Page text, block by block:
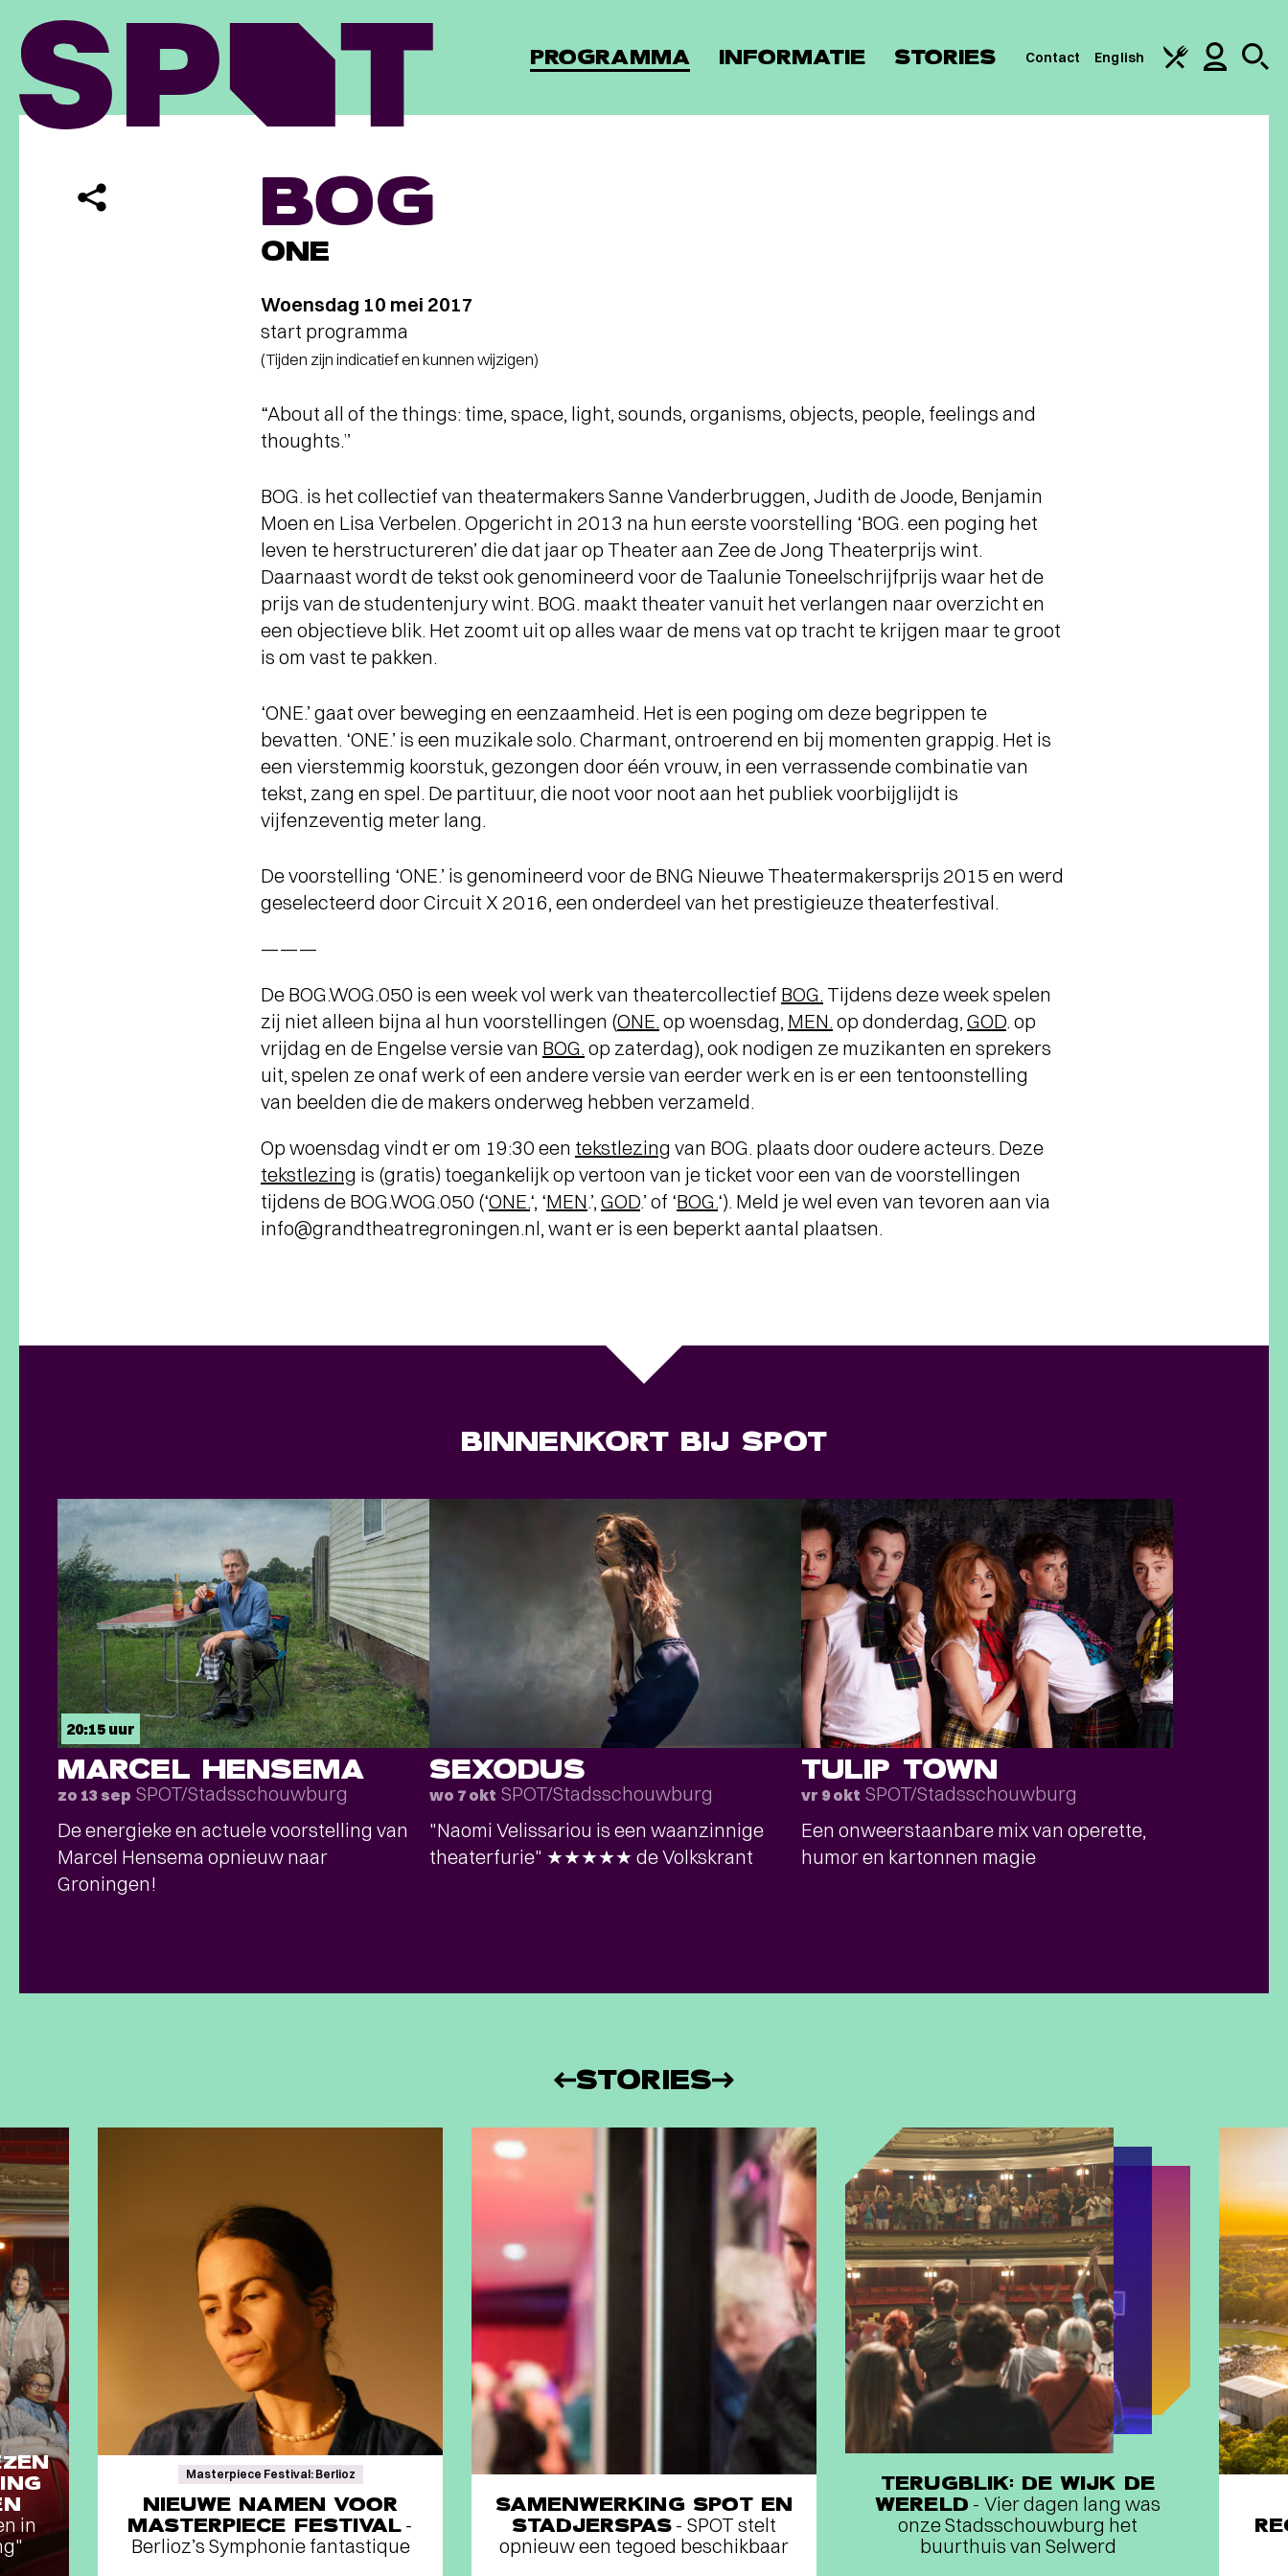
PROGRAMMA INFORMATIE STORIES Contact English
BOG
ONE
Woensdag 10 mei 2017
start programma
(Tijden zijn indicatief en kunnen wijzigen)
“About all of the things: time, space, light, sounds, organisms, objects, people, feelings and
thoughts.”
BOG. is het collectief van theatermakers Sanne Vanderbruggen, Judith de Joode, Benjamin
Moen en Lisa Verbelen. Opgericht in 2013 na hun eerste voorstelling ‘BOG. een poging het
leven te herstructureren’ die dat jaar op Theater aan Zee de Jong Theaterprijs wint.
Daarnaast wordt de tekst ook genomineerd voor de Taalunie Toneelschrijfprijs waar het de
prijs van de studentenjury wint. BOG. maakt theater vanuit het verlangen naar overzicht en
een objectieve blik. Het zoomt uit op alles waar de mens vat op tracht te krijgen maar te groot
is om vast te pakken.
‘ONE.’ gaat over beweging en eenzaamheid. Het is een poging om deze begrippen te
bevatten. ‘ONE.’ is een muzikale solo. Charmant, ontroerend en bij momenten grappig. Het is
een vierstemmig koorstuk, gezongen door één vrouw, in een verrassende combinatie van
tekst, zang en spel. De partituur, die noot voor noot aan het publiek voorbijglijdt is
vijfenzeventig meter lang.
De voorstelling ‘ONE.’ is genomineerd voor de BNG Nieuwe Theatermakersprijs 2015 en werd
geselecteerd door Circuit X 2016, een onderdeel van het prestigieuze theaterfestival.
———
De BOG.WOG.050 is een week vol werk van theatercollectief BOG. Tijdens deze week spelen
zij niet alleen bijna al hun voorstellingen (ONE. op woensdag, MEN. op donderdag, GOD. op
vrijdag en de Engelse versie van BOG. op zaterdag), ook nodigen ze muzikanten en sprekers
uit, spelen ze onaf werk of een andere versie van eerder werk en is er een tentoonstelling
van beelden die de makers onderweg hebben verzameld.
Op woensdag vindt er om 19:30 een tekstlezing van BOG. plaats door oudere acteurs. Deze
tekstlezing is (gratis) toegankelijk op vertoon van je ticket voor een van de voorstellingen
tijdens de BOG.WOG.050 (‘ONE.‘, ‘MEN.’, GOD.’ of ‘BOG.‘). Meld je wel even van tevoren aan via
info@grandtheatregroningen.nl, want er is een beperkt aantal plaatsen.
BINNENKORT BIJ SPOT
20:15 uur
MARCEL HENSEMA
zo 13 sep SPOT/Stadsschouwburg
De energieke en actuele voorstelling van
Marcel Hensema opnieuw naar
Groningen!
SEXODUS
wo 7 okt SPOT/Stadsschouwburg
"Naomi Velissariou is een waanzinnige
theaterfurie" ★★★★★ de Volkskrant
TULIP TOWN
vr 9 okt SPOT/Stadsschouwburg
Een onweerstaanbare mix van operette,
humor en kartonnen magie
STORIES
in
Masterpiece Festival: Berlioz
NIEUWE NAMEN VOOR
MASTERPIECE FESTIVAL -
Berlioz’s Symphonie fantastique
SAMENWERKING SPOT EN
STADJERSPAS - SPOT stelt
opnieuw een tegoed beschikbaar
TERUGBLIK: DE WIJK DE
WERELD - Vier dagen lang was
onze Stadsschouwburg het
buurthuis van Selwerd